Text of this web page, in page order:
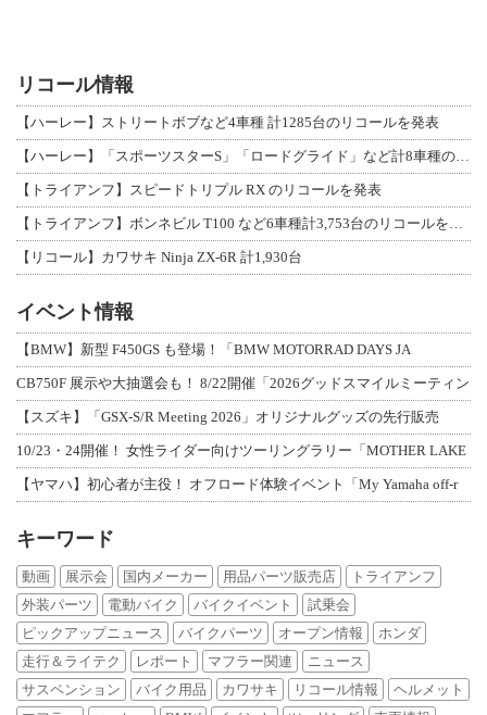
リコール情報
【ハーレー】ストリートボブなど4車種 計1285台のリコールを発表
【ハーレー】「スポーツスターS」「ロードグライド」など計8車種のリコールを発表
【トライアンフ】スピードトリプル RX のリコールを発表
【トライアンフ】ボンネビル T100 など6車種計3,753台のリコールを発表
【リコール】カワサキ Ninja ZX-6R 計1,930台
イベント情報
【BMW】新型 F450GS も登場！「BMW MOTORRAD DAYS JA
CB750F 展示や大抽選会も！ 8/22開催「2026グッドスマイルミーティン
【スズキ】「GSX-S/R Meeting 2026」オリジナルグッズの先行販売
10/23・24開催！ 女性ライダー向けツーリングラリー「MOTHER LAKE
【ヤマハ】初心者が主役！ オフロード体験イベント「My Yamaha off-r
キーワード
動画 展示会 国内メーカー 用品パーツ販売店
トライアンフ
外装パーツ
電動バイク バイクイベント
試乗会
ピックアップニュース
バイクパーツ オープン情報
ホンダ
走行＆ライテク
レポート マフラー関連
ニュース
サスペンション
バイク用品 カワサキ リコール情報
ヘルメット